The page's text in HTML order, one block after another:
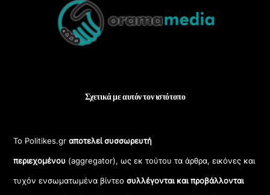
Top
Σχετικά με αυτόν τον ιστότοπο
Το Politikes.grαποτελεί συσσωρευτή
περιεχομένου (aggregator), ως εκ τούτου τα άρθρα, εικόνες και
τυχόν ενσωματωμένα βίντεοσυλλέγονται και προβάλλονται